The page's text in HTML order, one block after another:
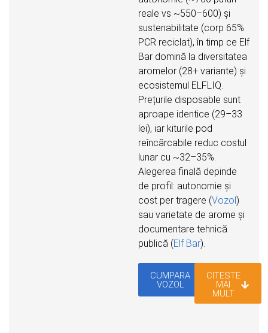
reale vs ~550–600) și
sustenabilitate (corp 65%
PCR reciclat), în timp ce Elf
Bar domină la diversitatea
aromelor (28+ variante) și
ecosistemul ELFLIQ.
Prețurile disposable sunt
aproape identice (29–33
lei), iar kiturile pod
reîncărcabile reduc costul
lunar cu ~32–35%.
Alegerea finală depinde
de profil: autonomie și
cost per tragere (Vozol )
sau varietate de arome și
documentare tehnică
publică (Elf Bar).
CUMPARA
VOZOL
CITESTE
MAI
MULT